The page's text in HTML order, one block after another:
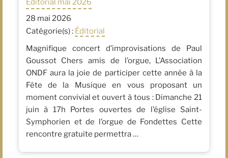
Éditorial mai 2026
28 mai 2026
Catégorie(s) : Éditorial
Magnifique concert d’improvisations de Paul
Goussot Chers amis de l’orgue, L’Association
ONDF aura la joie de participer cette année à la
Fête de la Musique en vous proposant un
moment convivial et ouvert à tous : Dimanche 21
juin à 17h Portes ouvertes de l’église Saint-
Symphorien et de l’orgue de Fondettes Cette
rencontre gratuite permettra …